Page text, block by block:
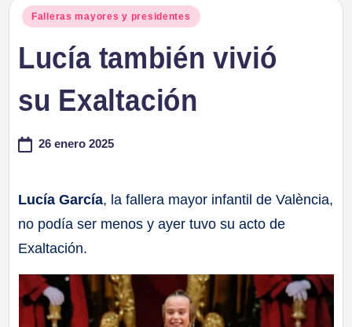
Publicado
Falleras mayores y presidentes
Lucía también vivió
su Exaltación
26 enero 2025
Lucía García, la fallera mayor infantil de València,
no podía ser menos y ayer tuvo su acto de
Exaltación.